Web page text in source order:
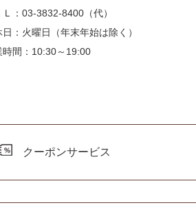
Ｌ：03-3832-8400（代）
日：火曜日（年末年始は除く）
時間：10:30～19:00
クーポンサービス